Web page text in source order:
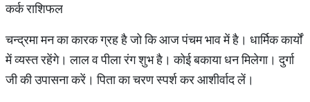
कर्क राशिफल
चन्द्रमा मन का कारक ग्रह है जो कि आज पंचम भाव में है। धार्मिक कार्यों
में व्यस्त रहेंगे। लाल व पीला रंग शुभ है। कोई बकाया धन मिलेगा। दुर्गा
जी की उपासना करें। पिता का चरण स्पर्श कर आशीर्वाद लें।